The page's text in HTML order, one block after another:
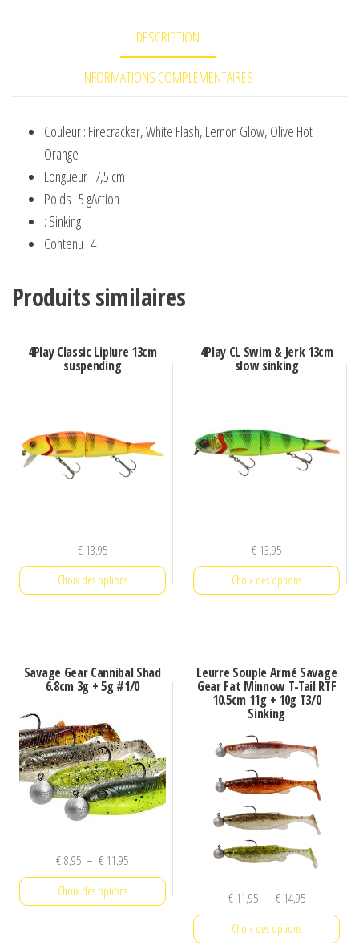
5g
Dark
Water
Mix
4pcs
DESCRIPTION
INFORMATIONS COMPLÉMENTAIRES
Couleur : Firecracker, White Flash, Lemon Glow, Olive Hot
Orange
Longueur : 7,5 cm
Poids : 5 gAction
: Sinking
Contenu : 4
Produits similaires
4Play Classic Liplure 13cm
suspending
€13,95
Choix des options
plusieurs
Les
options
peuvent
être
choisies
la
page
du
4Play CL Swim & Jerk 13cm
slow sinking
€ 13,95
Choix des options
plusieurs
variations.
options
peuvent
être
choisies
sur
la
produit
Savage Gear Cannibal Shad
6.8cm 3g + 5g #1/0
€8,95 – € 11,95Plage
de
Choix des options
Leurre Souple Armé Savage
Gear Fat Minnow T-Tail RTF
10.5cm 11g + 10g T3/0
Sinking
€11,95 – €14,95Plage
de
Choix des options